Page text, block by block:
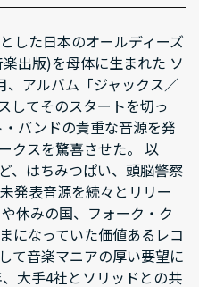
した日本のオールディーズ
出版)を母体に生まれた ソ
、アルバム「ジャックス／
してそのスタートを切っ
バンドの貴重な音源を発
クスを驚喜させた。 以
、はちみつぱい、頭脳警察
発表音源を続々とリリー
休みの国、フォーク・ク
になっていた価値あるレコ
て音楽マニアの厚い要望に
大手4社とソリッドとの共